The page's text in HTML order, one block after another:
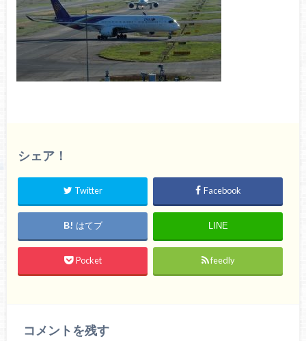
シェア！
Twitter Facebook
はてブ LINE
Pocket feedly
コメントを残す